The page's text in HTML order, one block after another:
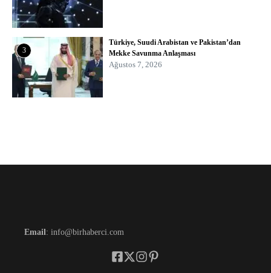
3
Türkiye, Suudi Arabistan ve Pakistan’dan
Mekke Savunma Anlaşması
Ağustos 7, 2026
Email : info@birhaberci.com